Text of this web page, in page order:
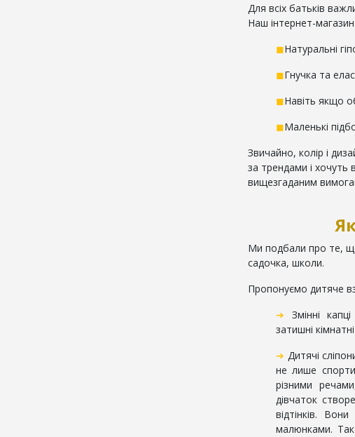
Для всіх батьків
Наш інтернет-
◼Натуральні
◼Гнучка та
◼Навіть якщо
◼Маленькі
Звичайно, колір і
за трендами і
вищезгаданим
Ми подбали про те,
садочка, школи.
Пропонуємо дитяче
➔ Змінні
затишні
➔ Дитячі
не лише
різними
дівчаток
відтінків.
малюнками.